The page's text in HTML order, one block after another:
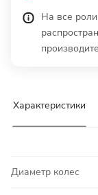
На все
Характеристики
Диаметр колес